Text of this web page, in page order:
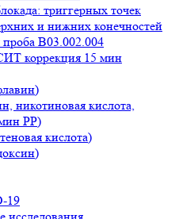
триггерных точек
и нижних конечностей
В03.002.004
коррекция 15 мин
никотиновая кислота,
PP)
кислота)
19